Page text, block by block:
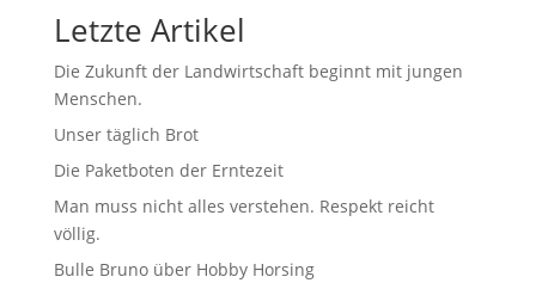
Letzte Artikel
Die Zukunft der Landwirtschaft beginnt mit jungen
Menschen.
Unser täglich Brot
Die Paketboten der Erntezeit
Man muss nicht alles verstehen. Respekt reicht
völlig.
Bulle Bruno über Hobby Horsing